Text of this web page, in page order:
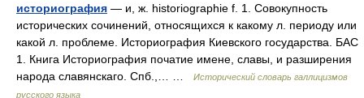
историография — и, ж. historiographie f. 1. Совокупность
исторических сочинений, относящихся к какому л. периоду или
какой л. проблеме. Историография Киевского государства. БАС
1. Книга Историография початие имене, славы, и разширения
народа славянскаго. Спб.,… …
Исторический словарь галлицизмов
русского языка